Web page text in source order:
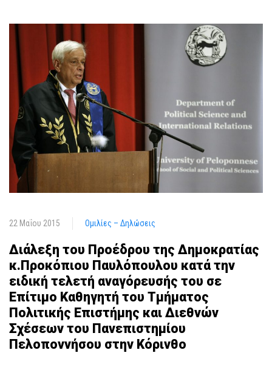
22 Μαΐου 2015 Ομιλίες – Δηλώσεις
Διάλεξη του Προέδρου της Δημοκρατίας
κ.Προκόπιου Παυλόπουλου κατά την
ειδική τελετή αναγόρευσής του σε
Επίτιμο Καθηγητή του Τμήματος
Πολιτικής Επιστήμης και Διεθνών
Σχέσεων του Πανεπιστημίου
Πελοποννήσου στην Κόρινθο